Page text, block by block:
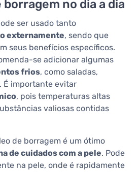
borragem no dia a dia
ser usado tanto
externamente, sendo que
seus benefícios específicos.
se adicionar algumas
frios, como saladas,
É importante evitar
, pois temperaturas altas
valiosas contidas
de borragem é um ótimo
de cuidados com a pele. Pode
na pele, onde é rapidamente